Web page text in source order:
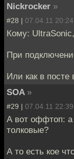
Nickrocker »
#28 | 07.04.11 20:24
Кому: UltraSonic,
При
Или как в
SOA »
#29 | 07.04.11 22:39
А вот оффтоп: а
толковые?
А то есть кое